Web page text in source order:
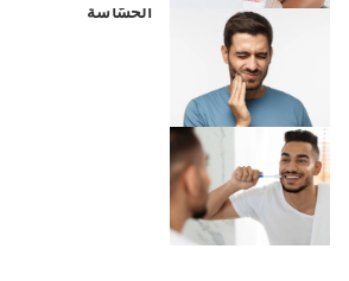
الحسّاسة